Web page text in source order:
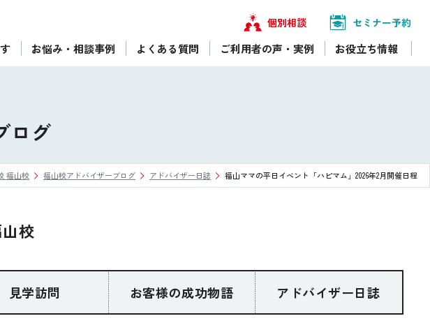
個別相談 セミナー予約
お悩み・相談事例 よくある質問 ご利用者の声・実例 お役立ち情報
社をご提案
をレクチャー
みる
全国20校
を探す
ログ
福山校 福山校アドバイザーブログ アドバイザー日誌 福山ママの平日イベント「ハピマム」2026年2月開催日程
校
見学訪問 お客様の成功物語 アドバイザー日誌